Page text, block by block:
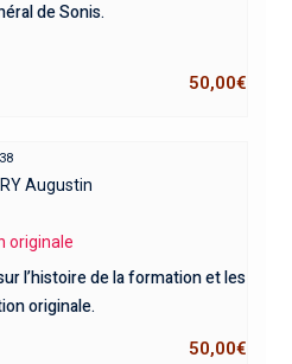
de Sonis.
50,00€
Augustin
originale
l’histoire de la formation et les
originale.
50,00€